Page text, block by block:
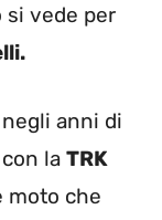
si vede per
anni di
la TRK
moto che